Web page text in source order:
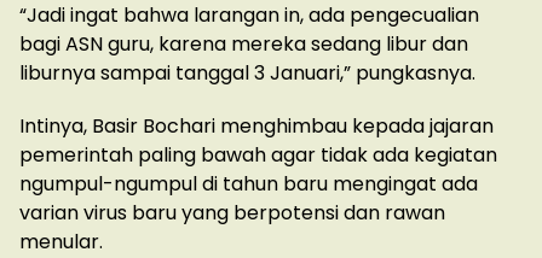
“Jadi ingat bahwa larangan in, ada pengecualian
bagi ASN guru, karena mereka sedang libur dan
liburnya sampai tanggal 3 Januari,” pungkasnya.
Intinya, Basir Bochari menghimbau kepada jajaran
pemerintah paling bawah agar tidak ada kegiatan
ngumpul-ngumpul di tahun baru mengingat ada
varian virus baru yang berpotensi dan rawan
menular.